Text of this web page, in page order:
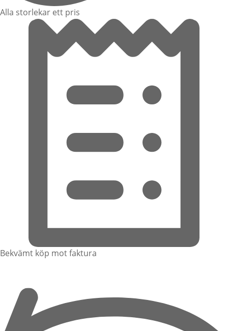
Alla storlekar ett pris
Bekvämt köp mot faktura